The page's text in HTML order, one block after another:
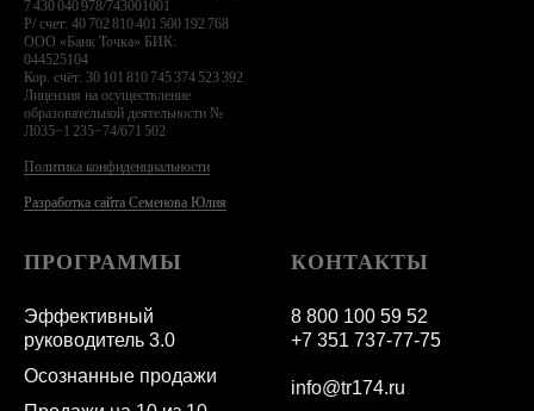
7 430 040 978/743001001
Р/ счет: 40 702 810 401 500 192 768
ООО «Банк Точка» БИК:
044525104
Кор. счёт: 30 101 810 745 374 523 392
Лицензия на осуществление
образовательной деятельности №
Л035−1 235−74/671 502
Политика конфиденциальности
Разработка сайта Семенова Юлия
ПРОГРАММЫ
Эффективный
руководитель 3.0
Осознанные продажи
КОНТАКТЫ
8 800 100 59 52
+7 351 737-77-75
info@tr174.ru